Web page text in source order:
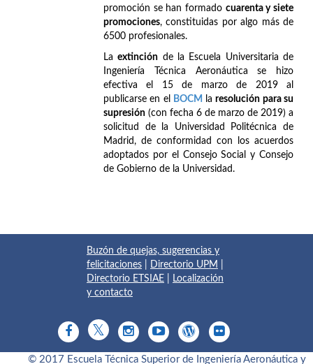
promoción se han formado cuarenta y siete
promociones, constituidas por algo más de
6500 profesionales.
Laextinción de la Escuela Universitaria de
Ingeniería Técnica Aeronáutica se hizo
efectiva el 15 de marzo de 2019 al
publicarse en el
BOCM laresolución para su
supresión (con fecha 6 de marzo de 2019) a
solicitud de la Universidad Politécnica de
Madrid, de conformidad con los acuerdos
adoptados por el Consejo Social y Consejo
de Gobierno de la Universidad.
Buzón de quejas, sugerencias y
felicitaciones
Directorio UPM
Directorio ETSIAE
Localización
y contacto
© 2017 Escuela Técnica Superior de Ingeniería Aeronáutica y